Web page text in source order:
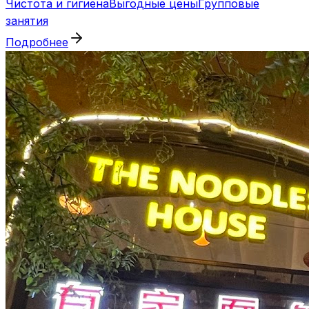
Чистота и гигиенаВыгодные ценыГрупповые
занятия
Подробнее